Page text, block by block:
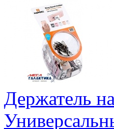
Держатель